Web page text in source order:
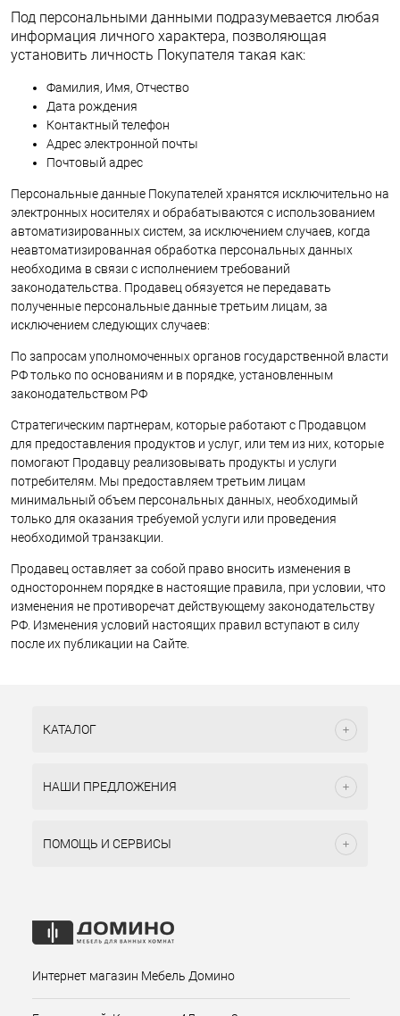
Под персональными данными подразумевается любая
информация личного характера, позволяющая
установить личность Покупателя такая как:
Фамилия, Имя, Отчество
Дата рождения
Контактный телефон
Адрес электронной почты
Почтовый адрес
Персональные данные Покупателей хранятся исключительно на
электронных носителях и обрабатываются с использованием
автоматизированных систем, за исключением случаев, когда
неавтоматизированная обработка персональных данных
необходима в связи с исполнением требований
законодательства. Продавец обязуется не передавать
полученные персональные данные третьим лицам, за
исключением следующих случаев:
По запросам уполномоченных органов государственной власти
РФ только по основаниям и в порядке, установленным
законодательством РФ
Стратегическим партнерам, которые работают с Продавцом
для предоставления продуктов и услуг, или тем из них, которые
помогают Продавцу реализовывать продукты и услуги
потребителям. Мы предоставляем третьим лицам
минимальный объем персональных данных, необходимый
только для оказания требуемой услуги или проведения
необходимой транзакции.
Продавец оставляет за собой право вносить изменения в
одностороннем порядке в настоящие правила, при условии, что
изменения не противоречат действующему законодательству
РФ. Изменения условий настоящих правил вступают в силу
после их публикации на Сайте.
КАТАЛОГ
НАШИ ПРЕДЛОЖЕНИЯ
ПОМОЩЬ И СЕРВИСЫ
Интернет магазин Мебель Домино